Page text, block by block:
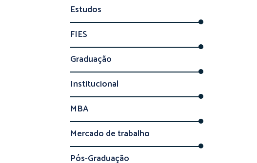
Estudos
FIES
Graduação
Institucional
MBA
Mercado de trabalho
Pós-Graduação